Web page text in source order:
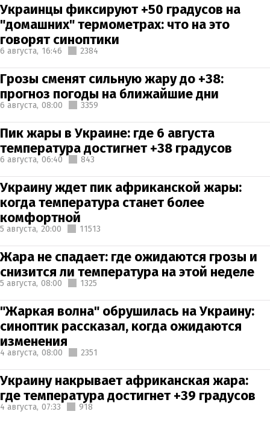
Украинцы фиксируют +50 градусов на
"домашних" термометрах: что на это
говорят синоптики
6 августа, 16:46 2384
Грозы сменят сильную жару до +38:
прогноз погоды на ближайшие дни
6 августа, 08:00 3359
Пик жары в Украине: где 6 августа
температура достигнет +38 градусов
6 августа, 06:40 843
Украину ждет пик африканской жары:
когда температура станет более
комфортной
5 августа, 20:00 11513
Жара не спадает: где ожидаются грозы и
снизится ли температура на этой неделе
5 августа, 08:00 1325
"Жаркая волна" обрушилась на Украину:
синоптик рассказал, когда ожидаются
изменения
4 августа, 08:00 2351
Украину накрывает африканская жара:
где температура достигнет +39 градусов
4 августа, 07:33 918